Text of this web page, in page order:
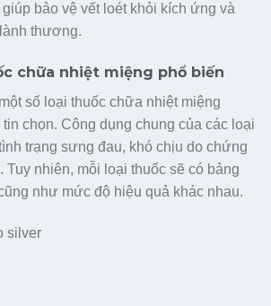
bảo vệ vết loét khỏi kích ứng và
thương.
chữa nhiệt miệng phổ biến
số loại thuốc chữa nhiệt miệng
chọn. Công dụng chung của các loại
trạng sưng đau, khó chịu do chứng
Tuy nhiên, mỗi loại thuốc sẽ có bảng
như mức độ hiệu quả khác nhau.
silver